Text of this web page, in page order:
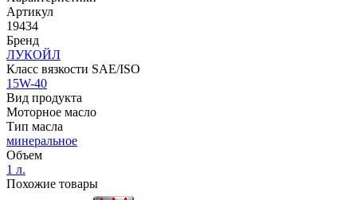
Артикул
19434
Бренд
ЛУКОЙЛ
Класс вязкости SAE/ISO
15W-40
Вид продукта
Моторное масло
Тип масла
минеральное
Объем
1 л.
Похожие товары